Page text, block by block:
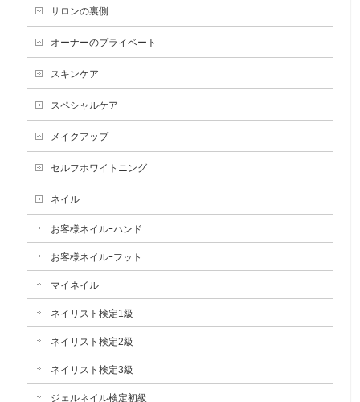
サロンの裏側
オーナーのプライベート
スキンケア
スペシャルケア
メイクアップ
セルフホワイトニング
ネイル
お客様ネイルｰハンド
お客様ネイルｰフット
マイネイル
ネイリスト検定1級
ネイリスト検定2級
ネイリスト検定3級
ジェルネイル検定初級